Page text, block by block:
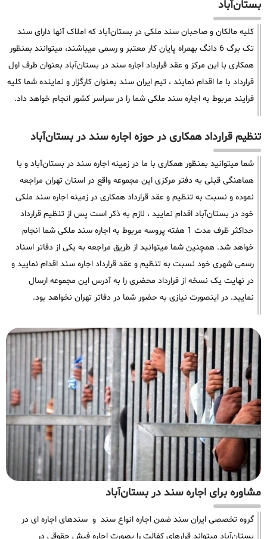
بستان‌آباد
کلیه مالکان و صاحبان سند ملکی در بستان‌آباد که املاک آنها دارای سند
تک برگ 6 دانگ بهمراه پایان کار معتبر و رسمی میباشند، میتوانند بمنظور
همکاری با این مرکز و عقد قرارداد اجاره سند در بستان‌آباد بعنوان طرف اول
قرارداد با ما اقدام نمایند ، تیم ایران سند بعنوان کارگزار و نماینده شما کلیه
فرایند مربوط به اجاره سند ملکی شما را در سراسر کشور انجام خواهد داد.
تنظیم قرارداد همکاری در حوزه اجاره سند در بستان‌آباد
شما میتوانید بمنظور همکاری با ما در زمینه اجاره سند در بستان‌آباد و با
هماهنگی قبلی به دفتر مرکزی این مجموعه واقع در استان تهران مراجعه
نموده و نسبت به تنظیم و عقد قرارداد همکاری در زمینه اجاره سند ملکی
خود در بستان‌آباد اقدام نمایید ، لازم به ذکر است پس از تنظیم قرارداد
حداکثر ظرف مدت 1 هفته پروسه مربوط به اجاره سند ملکی شما انجام
خواهد شد. همچنین شما میتوانید از طریق مراجعه به یکی از دفاتر اسناد
رسمی شهری خود نسبت به تنظیم و عقد قرارداد اجاره سند اقدام نمایید و
در نهایت یک نسخه از قرارداد محضری را به آدرس این مجموعه ارسال
نمایید. در اینصورت نیازی به حضور شما در دفاتر تهران نخواهد بود.
مشاوره برای اجاره سند در بستان‌آباد
گروه تخصصی ایران سند ضمن اجاره انواع سند و سندهای اجاره ای در
بستان‌آباد میتواند قرارهای کفالت را بصورت اجاره فیش حقوقی در